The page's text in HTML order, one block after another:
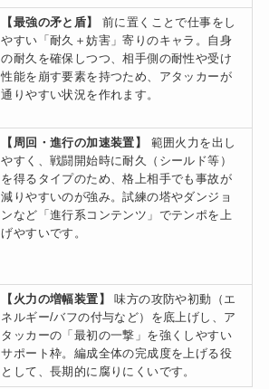
【最強の矛と盾】
前に置くことで仕事をし
やすい「耐久＋妨害」寄りのキャラ。自身
の耐久を確保しつつ、相手側の耐性や受け
性能を崩す要素を持つため、アタッカーが
通りやすい状況を作れます。
【周回・進行の加速装置】
範囲火力を出し
やすく、戦闘開始時に耐久（シールド等）
を得るタイプのため、格上相手でも事故が
減りやすいのが強み。試練の塔やダンジョ
ンなど「進行系コンテンツ」でテンポを上
げやすいです。
【火力の増幅装置】
味方の攻防や初動（エ
ネルギー/バフの付与など）を底上げし、ア
タッカーの「最初の一撃」を強くしやすい
サポート枠。編成全体の完成度を上げる役
として、長期的に腐りにくいです。